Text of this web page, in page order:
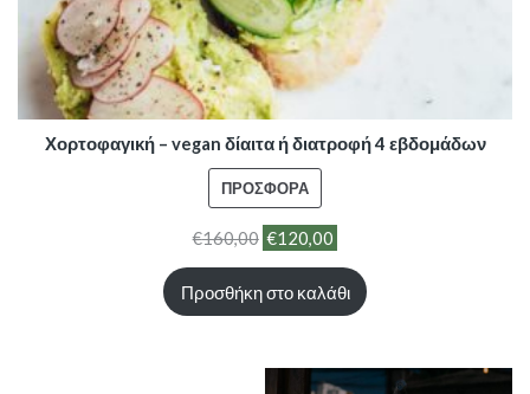
Χορτοφαγική – vegan δίαιτα ή διατροφή 4 εβδομάδων
ΠΡΟΣΦΟΡΆΠΡΟΪΌΝ
ΠΡΟΣΦΟΡΆ
€160,00 €120,00
Προσθήκη στο καλάθι